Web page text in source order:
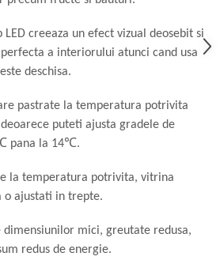
creeaza un efect vizual deosebit si
a interiorului atunci cand usa
deschisa.
pastrate la temperatura potrivita
puteti ajusta gradele de
pana la 14℃.
la temperatura potrivita, vitrina
o ajustati in trepte.
dimensiunilor mici, greutate redusa,
redus de energie.